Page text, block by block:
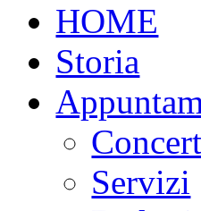
HOME
Storia
Servizi